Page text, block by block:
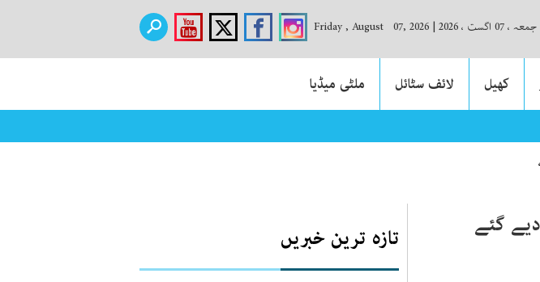
جمعہ ، 07 اگست ، 2026 |
Friday , August 07, 2026
کھیل لائف سٹائل
ملٹی میڈیا
تازہ ترین خبریں